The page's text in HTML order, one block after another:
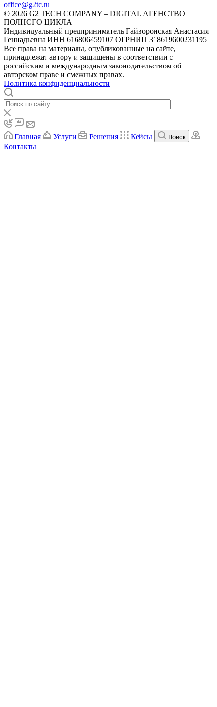
office@g2tc.ru
© 2026 G2 TECH COMPANY – DIGITAL АГЕНСТВО
ПОЛНОГО ЦИКЛА
Индивидуальный предприниматель Гайворонская Анастасия
Геннадьевна ИНН 616806459107 ОГРНИП 318619600231195
Все права на материалы, опубликованные на сайте,
принадлежат автору и защищены в соответствии с
российским и международным законодательством об
авторском праве и смежных правах.
Политика конфиденциальности
Главная Услуги Решения Кейсы Поиск
Контакты